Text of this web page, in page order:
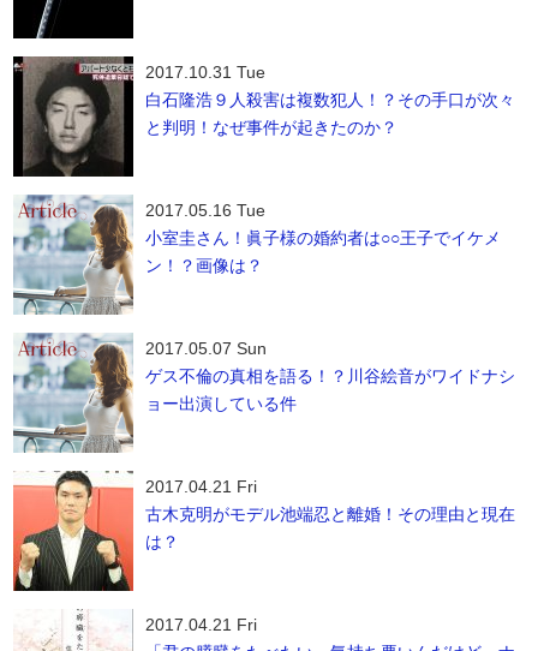
2017.10.31 Tue
白石隆浩９人殺害は複数犯人！？その手口が次々
と判明！なぜ事件が起きたのか？
2017.05.16 Tue
小室圭さん！眞子様の婚約者は○○王子でイケメ
ン！？画像は？
2017.05.07 Sun
ゲス不倫の真相を語る！？川谷絵音がワイドナシ
ョー出演している件
2017.04.21 Fri
古木克明がモデル池端忍と離婚！その理由と現在
は？
2017.04.21 Fri